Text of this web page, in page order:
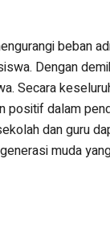
beban
Dengan
Secara
positif dalam
dan guru
muda